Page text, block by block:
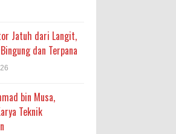
Jatuh dari Langit,
dan Terpana
bin Musa,
Teknik